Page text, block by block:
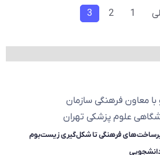
1
2
3
معاون فرهنگی سازمان
علوم پزشکی تهران
فرهنگی تا شکل‌گیری زیست‌بوم